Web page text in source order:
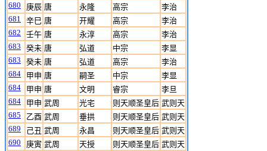
680
庚辰 唐 永隆 高宗
李治
681
辛巳 唐 开耀 高宗
李治
682
壬午 唐 永淳 高宗
李治
683
癸未 唐 弘道 中宗
李显
683
癸未 唐 弘道 高宗
李治
684
甲申 唐 嗣圣 中宗
李显
684
甲申 唐 文明 睿宗
李旦
684
甲申 武周 光宅 则天顺圣皇后 武则天
685
乙酉 武周 垂拱 则天顺圣皇后 武则天
689
己丑 武周 永昌 则天顺圣皇后 武则天
690
庚寅 武周 天授 则天顺圣皇后 武则天